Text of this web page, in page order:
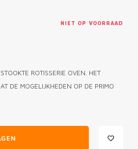
NIET OP VOORRAAD
ROTISSERIE OVEN. HET
DE MOGELIJKHEDEN OP DE PRIMO